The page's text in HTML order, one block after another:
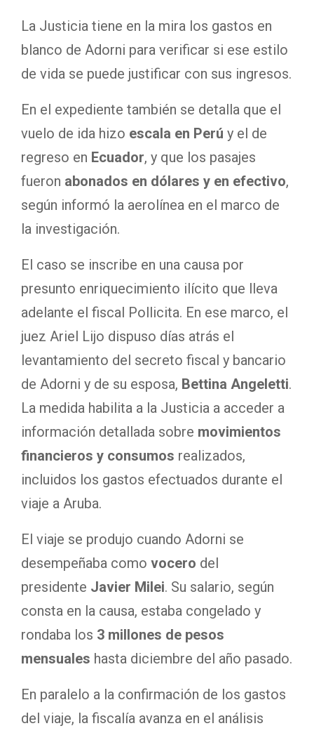
La Justicia tiene en la mira los gastos en
blanco de Adorni para verificar si ese estilo
de vida se puede justificar con sus ingresos.
En el expediente también se detalla que el
vuelo de ida hizo escala en Perú y el de
regreso en Ecuador, y que los pasajes
fueron abonados en dólares y en efectivo,
según informó la aerolínea en el marco de
la investigación.
El caso se inscribe en una causa por
presunto enriquecimiento ilícito que lleva
adelante el fiscal Pollicita. En ese marco, el
juez Ariel Lijo dispuso días atrás el
levantamiento del secreto fiscal y bancario
de Adorni y de su esposa, Bettina Angeletti.
La medida habilita a la Justicia a acceder a
información detallada sobre movimientos
financieros y consumos realizados,
incluidos los gastos efectuados durante el
viaje a Aruba.
El viaje se produjo cuando Adorni se
desempeñaba como vocero del
presidente Javier Milei. Su salario, según
consta en la causa, estaba congelado y
rondaba los 3 millones de pesos
mensuales hasta diciembre del año pasado.
En paralelo a la confirmación de los gastos
del viaje, la fiscalía avanza en el análisis